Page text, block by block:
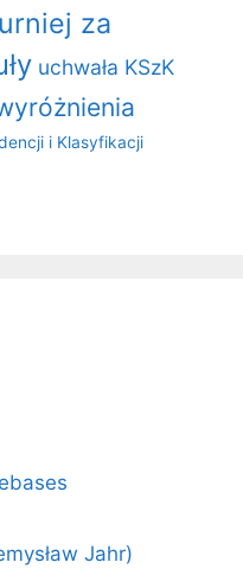
za
uchwała KSzK
i Klasyfikacji
Jahr)